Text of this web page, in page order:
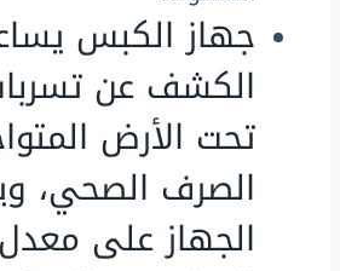
جهاز الكبس
الكشف عن
تحت الأرض
الصرف الصحي،
الجهاز على